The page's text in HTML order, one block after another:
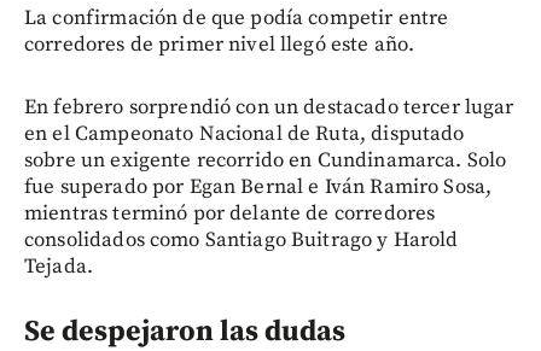
La confirmación de que podía competir entre
corredores de primer nivel llegó este año.
En febrero sorprendió con un destacado tercer lugar
en el Campeonato Nacional de Ruta, disputado
sobre un exigente recorrido en Cundinamarca. Solo
fue superado por Egan Bernal e Iván Ramiro Sosa,
mientras terminó por delante de corredores
consolidados como Santiago Buitrago y Harold
Tejada.
Se despejaron las dudas